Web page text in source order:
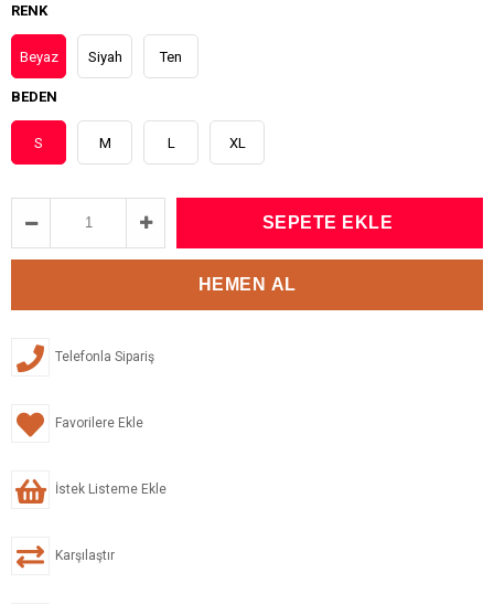
RENK
Beyaz Siyah Ten
BEDEN
S M L XL
Telefonla Sipariş
Favorilere Ekle
İstek Listeme Ekle
Karşılaştır